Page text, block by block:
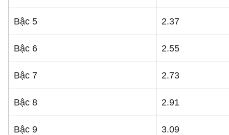
Bậc 5 2.37
Bậc 6 2.55
Bậc 7 2.73
Bậc 8 2.91
Bậc 9 3.09